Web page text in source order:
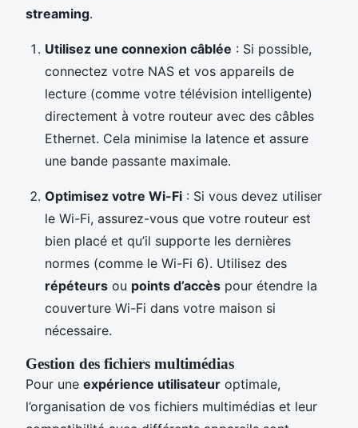
streaming.
Utilisez une connexion câblée : Si possible,
connectez votre NAS et vos appareils de
lecture (comme votre télévision intelligente)
directement à votre routeur avec des câbles
Ethernet. Cela minimise la latence et assure
une bande passante maximale.
Optimisez votre Wi-Fi : Si vous devez utiliser
le Wi-Fi, assurez-vous que votre routeur est
bien placé et qu’il supporte les dernières
normes (comme le Wi-Fi 6). Utilisez des
répéteurs ou points d’accès pour étendre la
couverture Wi-Fi dans votre maison si
nécessaire.
Gestion des fichiers multimédias
Pour une expérience utilisateur optimale,
l’organisation de vos fichiers multimédias et leur